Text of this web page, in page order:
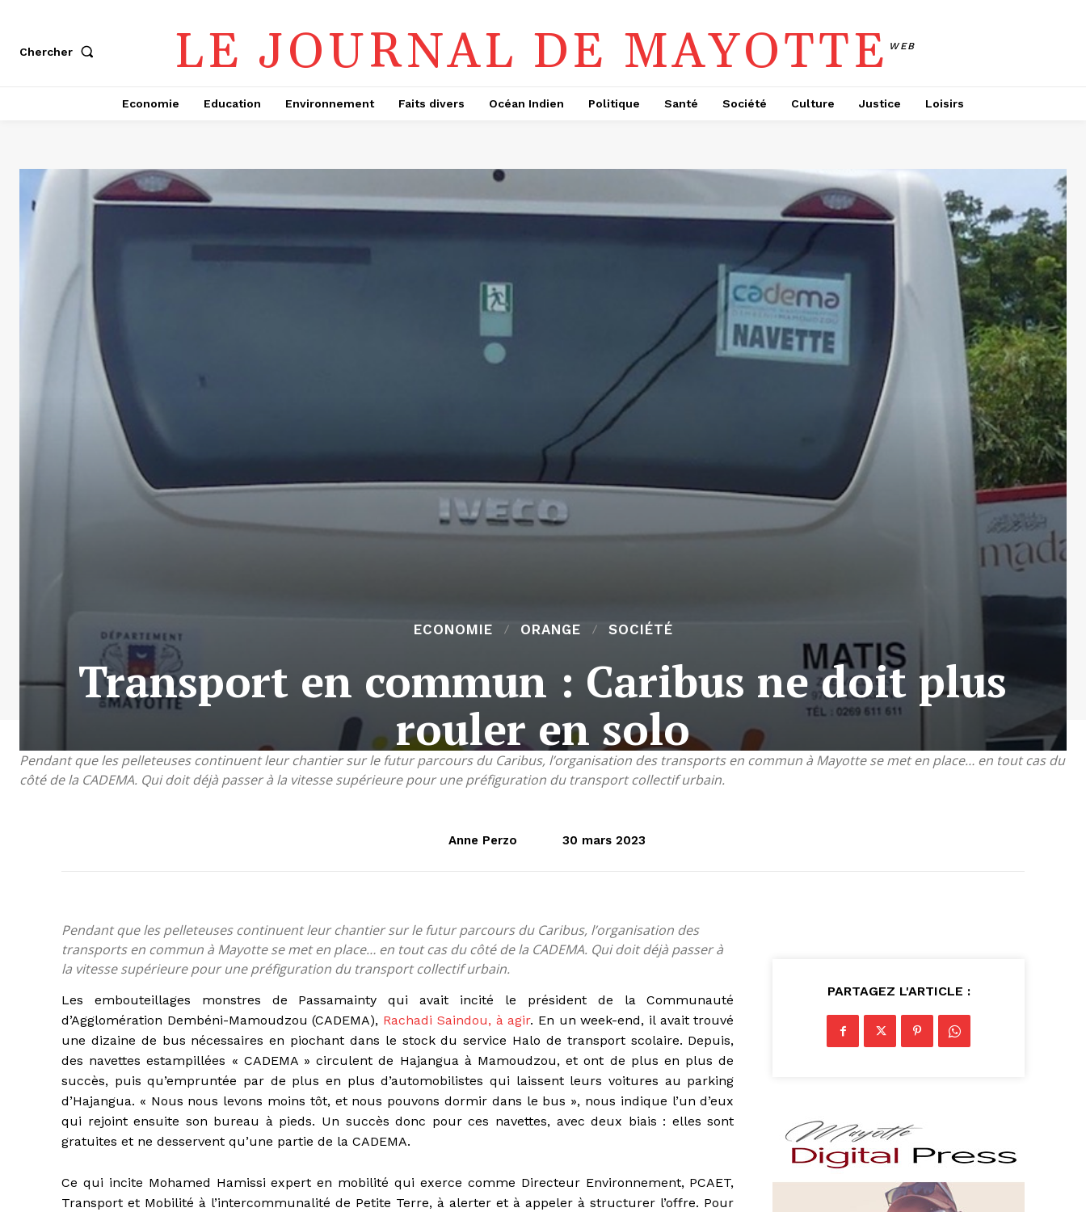
Chercher LE JOURNAL DE MAYOTTE WEB
Economie Education Environnement Faits divers Océan Indien Politique Santé Société Culture Justice Loisirs
Pendant que les pelleteuses continuent leur chantier sur le futur parcours du Caribus, l’organisation des transports en commun à Mayotte se met en place… en tout cas du
côté de la CADEMA. Qui doit déjà passer à la vitesse supérieure pour une préfiguration du transport collectif urbain.
ECONOMIE ORANGE SOCIÉTÉ
Transport en commun : Caribus ne doit plus
rouler en solo
Anne Perzo 30 mars 2023
Pendant que les pelleteuses continuent leur chantier sur le futur parcours du Caribus, l’organisation des
transports en commun à Mayotte se met en place… en tout cas du côté de la CADEMA. Qui doit déjà passer à
la vitesse supérieure pour une préfiguration du transport collectif urbain.
Les embouteillages monstres de Passamainty qui avait incité le président de la Communauté
d’Agglomération Dembéni-Mamoudzou (CADEMA), Rachadi Saindou, à agir. En un week-end, il avait trouvé
une dizaine de bus nécessaires en piochant dans le stock du service Halo de transport scolaire. Depuis,
des navettes estampillées « CADEMA » circulent de Hajangua à Mamoudzou, et ont de plus en plus de
succès, puis qu’empruntée par de plus en plus d’automobilistes qui laissent leurs voitures au parking
d’Hajangua. « Nous nous levons moins tôt, et nous pouvons dormir dans le bus », nous indique l’un d’eux
qui rejoint ensuite son bureau à pieds. Un succès donc pour ces navettes, avec deux biais : elles sont
gratuites et ne desservent qu’une partie de la CADEMA.
Ce qui incite Mohamed Hamissi expert en mobilité qui exerce comme Directeur Environnement, PCAET,
Transport et Mobilité à l’intercommunalité de Petite Terre, à alerter et à appeler à structurer l’offre. Pour
PARTAGEZ L'ARTICLE :